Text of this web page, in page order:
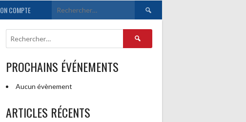
COMPTE Rechercher :
Rechercher :
PROCHAINS ÉVÉNEMENTS
Aucun évènement
ARTICLES RÉCENTS